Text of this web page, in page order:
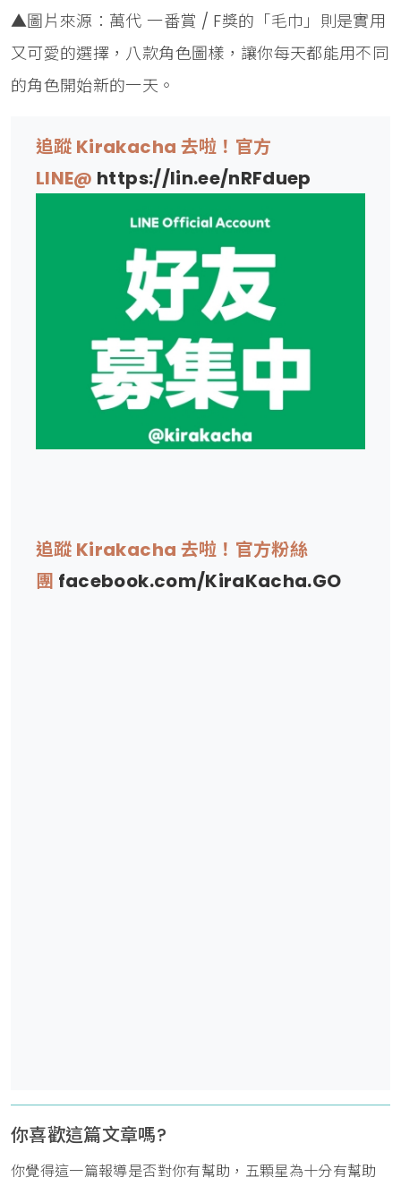
▲圖片來源：萬代 一番賞 / F獎的「毛巾」則是實用
又可愛的選擇，八款角色圖樣，讓你每天都能用不同
的角色開始新的一天。
追蹤 Kirakacha 去啦！官方
LINE@ https://lin.ee/nRFduep
追蹤 Kirakacha 去啦！官方粉絲
團 facebook.com/KiraKacha.GO
你喜歡這篇文章嗎?
你覺得這一篇報導是否對你有幫助，五顆星為十分有幫助